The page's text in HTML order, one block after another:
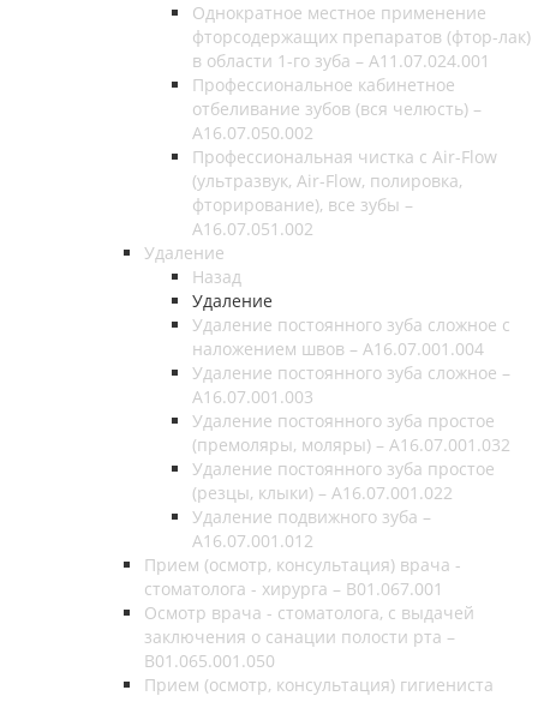
Однократное местное применение
фторсодержащих препаратов (фтор-лак)
в области 1-го зуба – А11.07.024.001
Профессиональное кабинетное
отбеливание зубов (вся челюсть) –
А16.07.050.002
Профессиональная чистка с Air-Flow
(ультразвук, Air-Flow, полировка,
фторирование), все зубы –
A16.07.051.002
Удаление
Назад
Удаление
Удаление постоянного зуба сложное с
наложением швов – A16.07.001.004
Удаление постоянного зуба сложное –
A16.07.001.003
Удаление постоянного зуба простое
(премоляры, моляры) – A16.07.001.032
Удаление постоянного зуба простое
(резцы, клыки) – A16.07.001.022
Удаление подвижного зуба –
A16.07.001.012
Прием (осмотр, консультация) врача -
стоматолога - хирурга – B01.067.001
Осмотр врача - стоматолога, с выдачей
заключения о санации полости рта –
B01.065.001.050
Прием (осмотр, консультация) гигиениста